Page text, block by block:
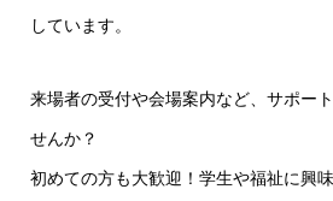
しています。
来場者の受付や会場案内など、サポー
せんか？
初めての方も大歓迎！学生や福祉に興